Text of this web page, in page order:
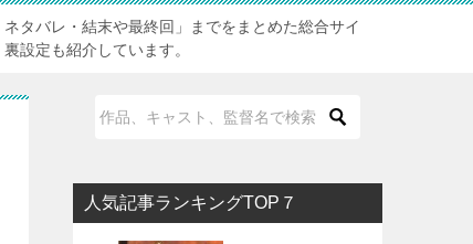
タバレ・結末や最終回」までをまとめた総合サイ
設定も紹介しています。
人気記事ランキングTOP７